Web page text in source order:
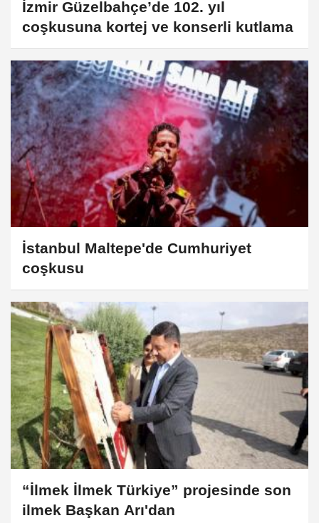
İzmir Güzelbahçe’de 102. yıl
coşkusuna kortej ve konserli kutlama
İstanbul Maltepe'de Cumhuriyet
coşkusu
“İlmek İlmek Türkiye” projesinde son
ilmek Başkan Arı'dan